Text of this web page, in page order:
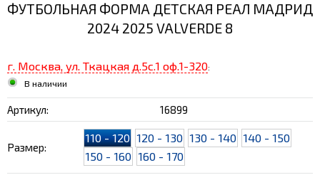
ФУТБОЛЬНАЯ ФОРМА ДЕТСКАЯ РЕАЛ МАДРИД
2024 2025 VALVERDE 8
г. Москва, ул. Ткацкая д.5с.1 оф.1-320:
В наличии
Артикул: 16899
Размер:
110 - 120 120 - 130 130 - 140 140 - 150
150 - 160 160 - 170